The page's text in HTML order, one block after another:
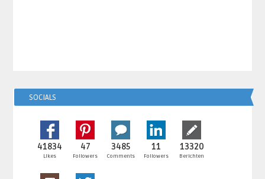
SOCIALS
41834
Likes
47
Followers
3485
Comments
11
Followers
13320
Berichten